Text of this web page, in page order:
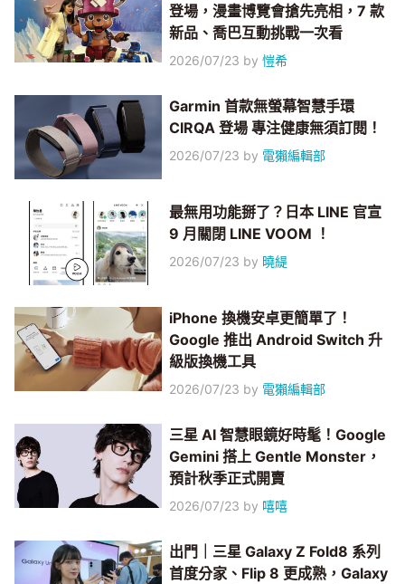
登場，漫畫博覽會搶先亮相，7 款
新品、喬巴互動挑戰一次看
2026/07/23 by愷希
Garmin 首款無螢幕智慧手環
CIRQA 登場 專注健康無須訂閱！
2026/07/23 by 電獺編輯部
最無用功能掰了？日本 LINE 官宣
9 月關閉 LINE VOOM ！
2026/07/23 by 曉緹
iPhone 換機安卓更簡單了！
Google 推出 Android Switch 升
級版換機工具
2026/07/23 by 電獺編輯部
三星 AI 智慧眼鏡好時髦！Google
Gemini 搭上 Gentle Monster，
預計秋季正式開賣
2026/07/23 by 嘻嘻
出門｜三星 Galaxy Z Fold8 系列
首度分家、Flip 8 更成熟，Galaxy